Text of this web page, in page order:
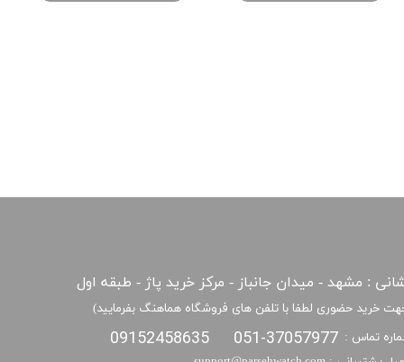
: مشهد - میدان جانباز - مرکز خرید پاژ - طبقه اول
تماس : 051-37057977
خرید حضوری لطفا با تلفن های فروشگاه هماهنگ بفرمایید)
09152458635